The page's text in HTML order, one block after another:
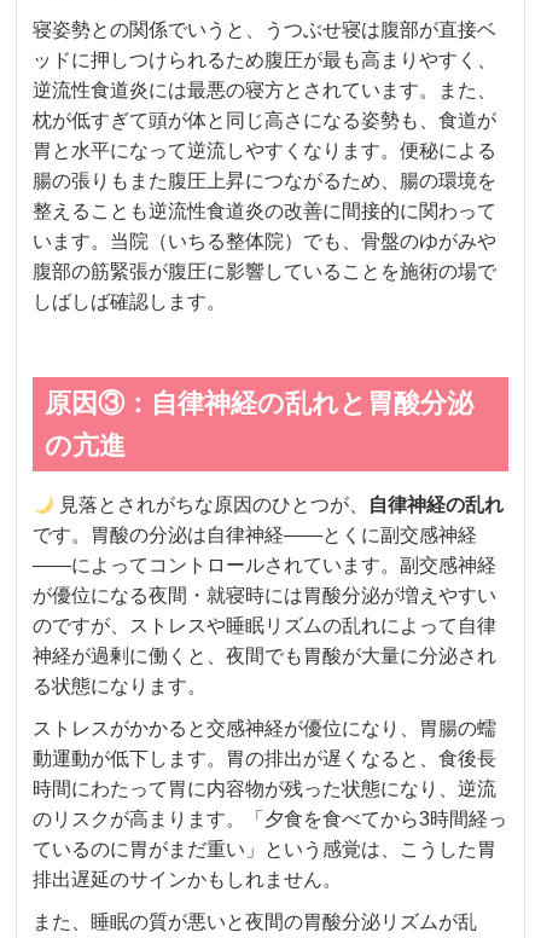
寝姿勢との関係でいうと、うつぶせ寝は腹部が直接ベ
ッドに押しつけられるため腹圧が最も高まりやすく、
逆流性食道炎には最悪の寝方とされています。また、
枕が低すぎて頭が体と同じ高さになる姿勢も、食道が
胃と水平になって逆流しやすくなります。便秘による
腸の張りもまた腹圧上昇につながるため、腸の環境を
整えることも逆流性食道炎の改善に間接的に関わって
います。当院（いちる整体院）でも、骨盤のゆがみや
腹部の筋緊張が腹圧に影響していることを施術の場で
しばしば確認します。
原因③：自律神経の乱れと胃酸分泌
の亢進
見落とされがちな原因のひとつが、
自律神経の乱れ
です。胃酸の分泌は自律神経——とくに副交感神経
——によってコントロールされています。副交感神経
が優位になる夜間・就寝時には胃酸分泌が増えやすい
のですが、ストレスや睡眠リズムの乱れによって自律
神経が過剰に働くと、夜間でも胃酸が大量に分泌され
る状態になります。
ストレスがかかると交感神経が優位になり、胃腸の蠕
動運動が低下します。胃の排出が遅くなると、食後長
時間にわたって胃に内容物が残った状態になり、逆流
のリスクが高まります。「夕食を食べてから3時間経っ
ているのに胃がまだ重い」という感覚は、こうした胃
排出遅延のサインかもしれません。
また、睡眠の質が悪いと夜間の胃酸分泌リズムが乱